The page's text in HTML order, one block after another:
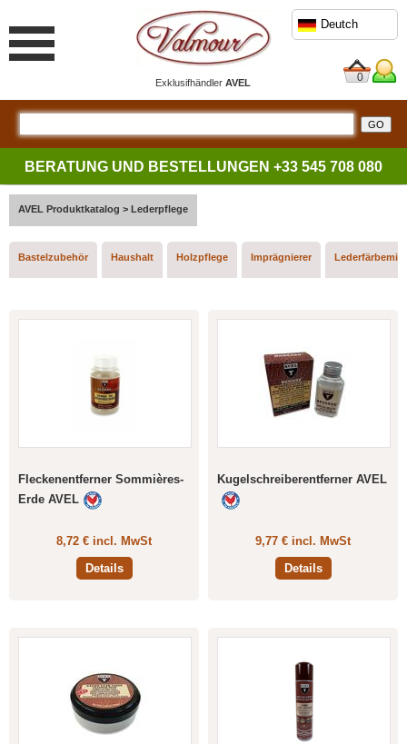
ExklusifhändlerAVEL
Deutch
0
BERATUNG UND BESTELLUNGEN +33 545 708 080
AVEL Produktkatalog > Lederpflege
Bastelzubehör Haushalt Holzpflege Imprägnierer
Fleckenentferner Sommières-
Erde AVEL
8,72 € incl. MwSt
Details
Kugelschreiberentferner AVEL
9,77 € incl. MwSt
Details